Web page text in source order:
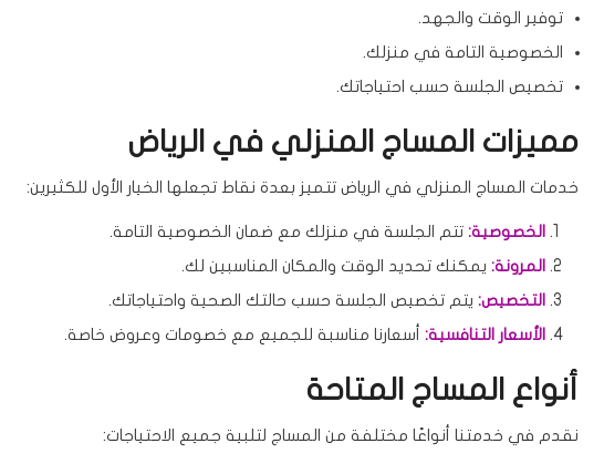
توفير الوقت والجهد.
الخصوصية التامة في منزلك.
تخصيص الجلسة حسب احتياجاتك.
مميزات المساج المنزلي في الرياض
خدمات المساج المنزلي في الرياض تتميز بعدة نقاط تجعلها الخيار الأول للكثيرين:
الخصوصية:تتم الجلسة في منزلك مع ضمان الخصوصية التامة.
المرونة:يمكنك تحديد الوقت والمكان المناسبين لك.
التخصيص:يتم تخصيص الجلسة حسب حالتك الصحية واحتياجاتك.
الأسعار التنافسية:أسعارنا مناسبة للجميع مع خصومات وعروض خاصة.
أنواع المساج المتاحة
نقدم في خدمتنا أنواعًا مختلفة من المساج لتلبية جميع الاحتياجات: